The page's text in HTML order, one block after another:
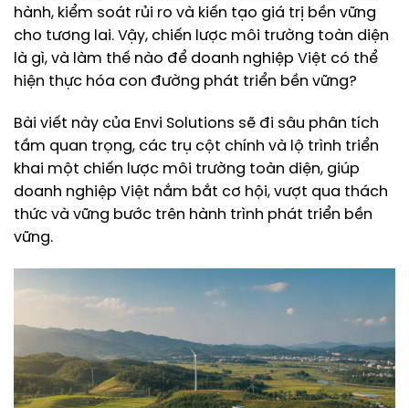
hành, kiểm soát rủi ro và kiến tạo giá trị bền vững
cho tương lai. Vậy, chiến lược môi trường toàn diện
là gì, và làm thế nào để doanh nghiệp Việt có thể
hiện thực hóa con đường phát triển bền vững?
Bài viết này của Envi Solutions sẽ đi sâu phân tích
tầm quan trọng, các trụ cột chính và lộ trình triển
khai một chiến lược môi trường toàn diện, giúp
doanh nghiệp Việt nắm bắt cơ hội, vượt qua thách
thức và vững bước trên hành trình phát triển bền
vững.